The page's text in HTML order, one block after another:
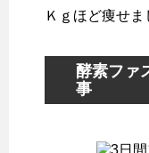
Ｋｇほど痩せま
酵素ファ
事